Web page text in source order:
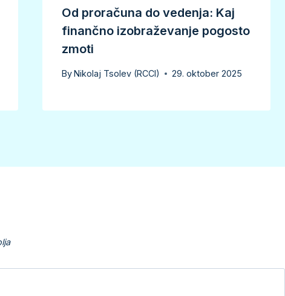
Od proračuna do vedenja: Kaj
finančno izobraževanje pogosto
zmoti
ByNikolaj Tsolev (RCCI) 29. oktober 2025